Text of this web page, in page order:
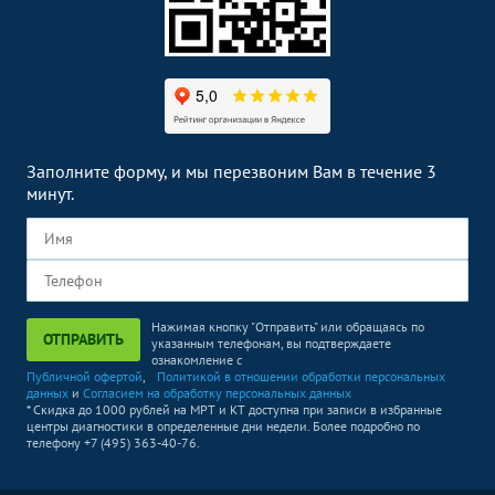
500р.
Электрокардиография
550р.
(ЭЭГ)
Заполните форму, и мы перезвоним Вам в течение 3
минут.
ОТПРАВИТЬ
Нажимая кнопку "Отправить" или обращаясь по
указанным телефонам, вы подтверждаете
ознакомление с
Публичной офертой,
Политикой в отношении обработки персональных
данных и Согласием на обработку персональных данных
* Скидка до 1000 рублей на МРТ и КТ доступна при записи в избранные
центры диагностики в определенные дни недели. Более подробно по
телефону +7 (495) 363-40-76.